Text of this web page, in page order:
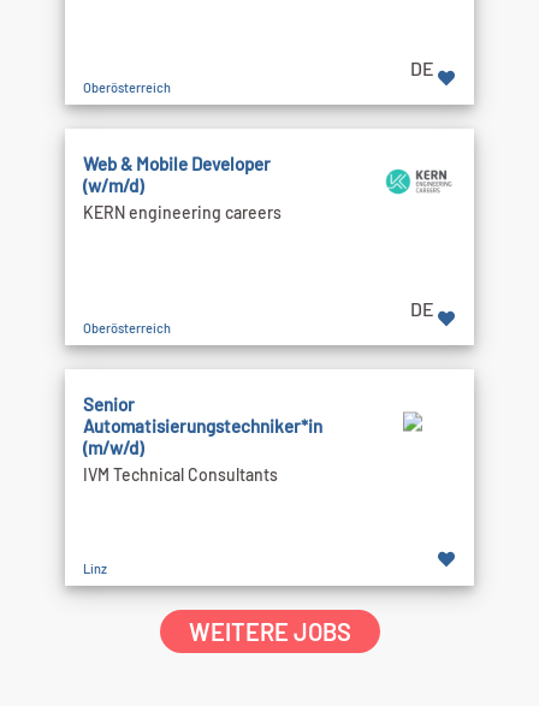
Oberösterreich
DE
Web & Mobile Developer
(w/m/d)
KERN engineering careers
Oberösterreich
DE
Senior
Automatisierungstechniker*in
(m/w/d)
IVM Technical Consultants
Linz
WEITERE JOBS